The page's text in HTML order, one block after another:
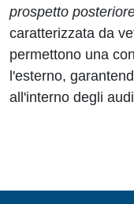
prospetto
caratterizzata da
permettono una
l'esterno,
all'interno degli